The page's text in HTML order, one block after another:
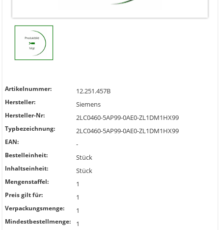
Artikelnummer: 12.251.457B
Hersteller: Siemens
Hersteller-Nr: 2LC0460-5AP99-0AE0-ZL1DM1HX99
Typbezeichnung: 2LC0460-5AP99-0AE0-ZL1DM1HX99
EAN: -
Bestelleinheit: Stück
Inhaltseinheit: Stück
Mengenstaffel: 1
Preis gilt für: 1
Verpackungsmenge: 1
Mindestbestellmenge: 1